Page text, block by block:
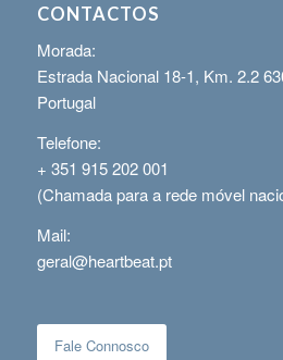
CONTACTOS
Morada:
Estrada Nacional 18-1, Km. 2.2
Portugal
Telefone:
+ 351 915 202 001
(Chamada para a rede móvel
Mail:
geral@heartbeat.pt
Fale Connosco